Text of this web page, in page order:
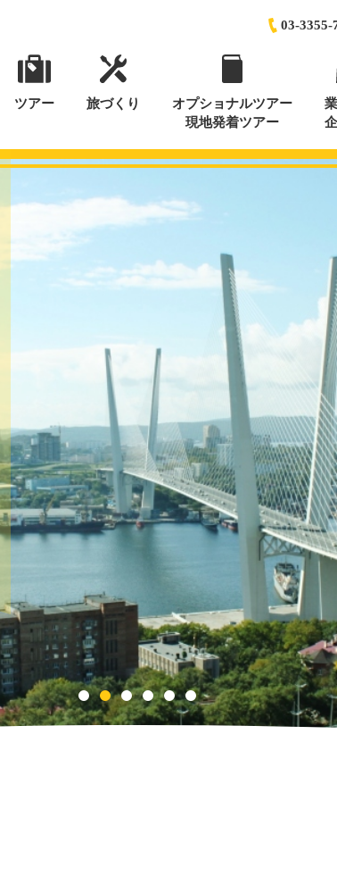
03-3355-
ツアー 旅づくり
オプショナルツアー
現地発着ツアー